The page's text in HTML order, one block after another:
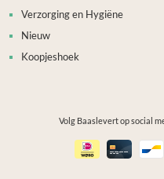
Verzorging en Hygiëne
Nieuw
Koopjeshoek
Volg Baaslevert op social